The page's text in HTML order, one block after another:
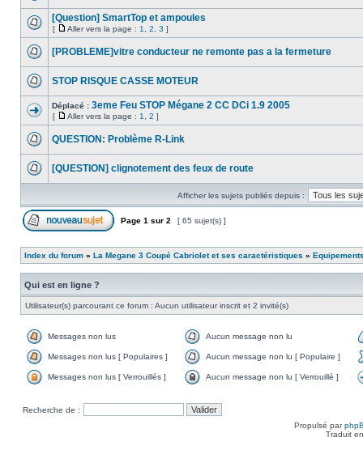
[Question] SmartTop et ampoules
[ Aller vers la page : 1 2 3 ]
[PROBLEME]vitre conducteur ne remonte pas a la fermeture
STOP RISQUE CASSE MOTEUR
Déplacé : 3eme Feu STOP Mégane 2 CC DCi 1.9 2005
[ Aller vers la page : 1 2 ]
QUESTION: Problème R-Link
[QUESTION] clignotement des feux de route
Afficher les sujets publiés depuis :
Page 1 sur 2 [ 65 sujet(s) ]
Index du forum » La Megane 3 Coupé Cabriolet et ses caractéristiques »
Qui est en ligne ?
Utilisateur(s) parcourant ce forum : Aucun utilisateur inscrit et 2 invité(s)
Messages non lus Aucun message non lu
Messages non lus [ Populaires ] Aucun message non lu [ Populaire ]
Messages non lus [ Verrouillés ] Aucun message non lu [ Verrouillé ]
Recherche de :
Propulsé par
Traduit